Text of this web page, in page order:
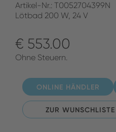
Artikel-Nr.: T0052704399N
Lötbad 200 W, 24 V
€ 553.00
Ohne Steuern.
ONLINE HÄNDLER
ZUR